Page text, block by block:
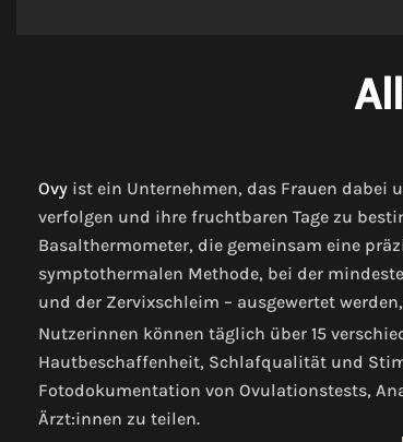
Ovy ist ein Unternehmen, das Frauen
verfolgen und ihre fruchtbaren Tage zu
Basalthermometer, die gemeinsam eine
symptothermalen Methode, bei der
und der Zervixschleim – ausgewertet
Nutzerinnen können täglich über 15
Hautbeschaffenheit, Schlafqualität und
Fotodokumentation von Ovulationstests,
Ärzt:innen zu teilen.